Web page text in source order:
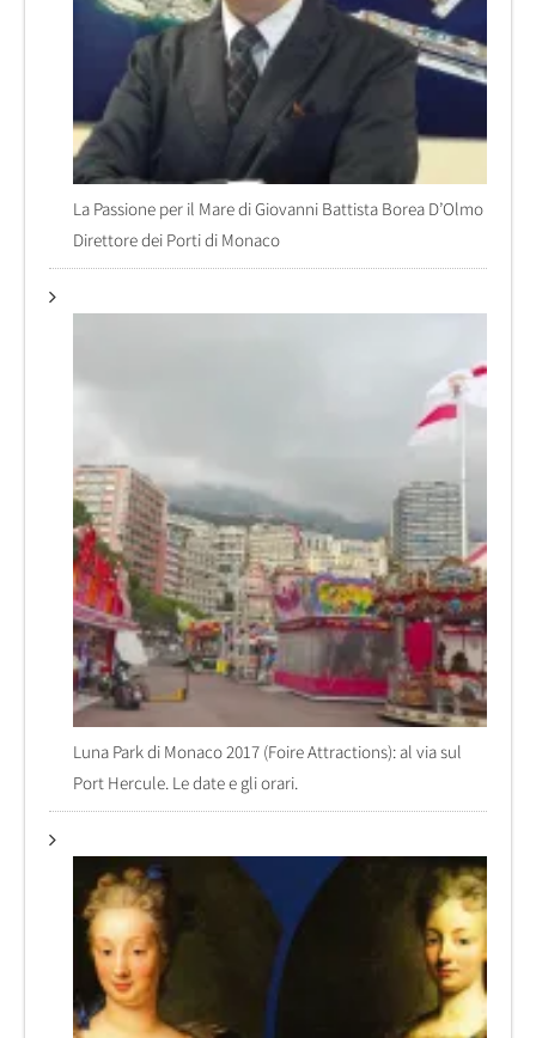
La Passione per il Mare di Giovanni Battista Borea D’Olmo
Direttore dei Porti di Monaco
Luna Park di Monaco 2017 (Foire Attractions): al via sul
Port Hercule. Le date e gli orari.